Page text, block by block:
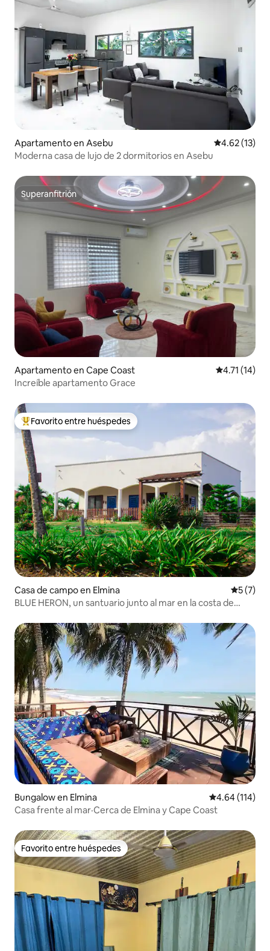
Apartamento en Asebu Calificación
4.62 (13)
Moderna casa de lujo de 2 dormitorios en Asebu
Superanfitrión
Superanfitrión
Apartamento en Cape Coast Calificación
4.71 (14)
Increíble apartamento Grace
Favorito entre huéspedes preferido
Favorito entre huéspedes
Casa de campo en Elmina
5 (7)
BLUE HERON, un santuario junto al mar en la costa de
Bungalow en Elmina Calificación
4.64 (114)
Casa frente al mar·Cerca de Elmina y Cape Coast
Favorito entre huéspedes
Favorito entre huéspedes